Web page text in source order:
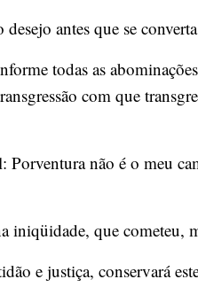
antes que se
todas as
com que
não é o meu
iniqüidade, que cometeu,
e justiça, conservará